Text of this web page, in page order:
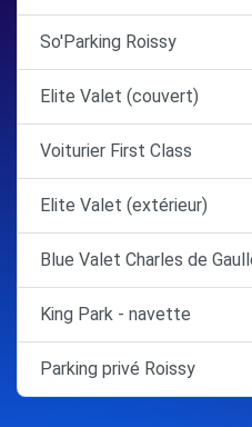
So'Parking Roissy
Elite Valet (couvert)
Voiturier First Class
Elite Valet (extérieur)
Blue Valet Charles de
King Park - navette
Parking privé Roissy